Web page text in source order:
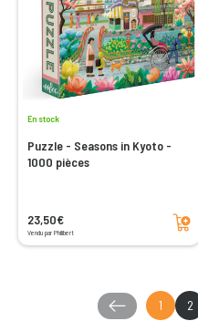
En stock
Puzzle - Seasons in Kyoto -
1000 pièces
23,50€
Vendu par Philibert
Ajouter au panier
1 2